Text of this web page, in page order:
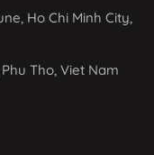
Ho Chi Minh City,
Tho, Viet Nam